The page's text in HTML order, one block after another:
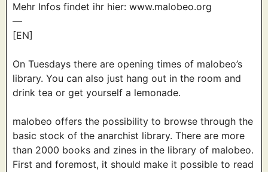
Mehr Infos findet ihr hier: www.malobeo.org
—
[EN]
On Tuesdays there are opening times of malobeo’s
library. You can also just hang out in the room and
drink tea or get yourself a lemonade.
malobeo offers the possibility to browse through the
basic stock of the anarchist library. There are more
than 2000 books and zines in the library of malobeo.
First and foremost, it should make it possible to read